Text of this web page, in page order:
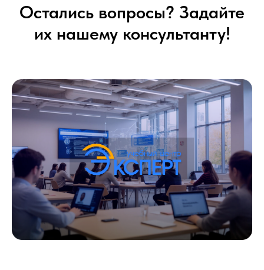
Остались вопросы? Задайте
их нашему консультанту!